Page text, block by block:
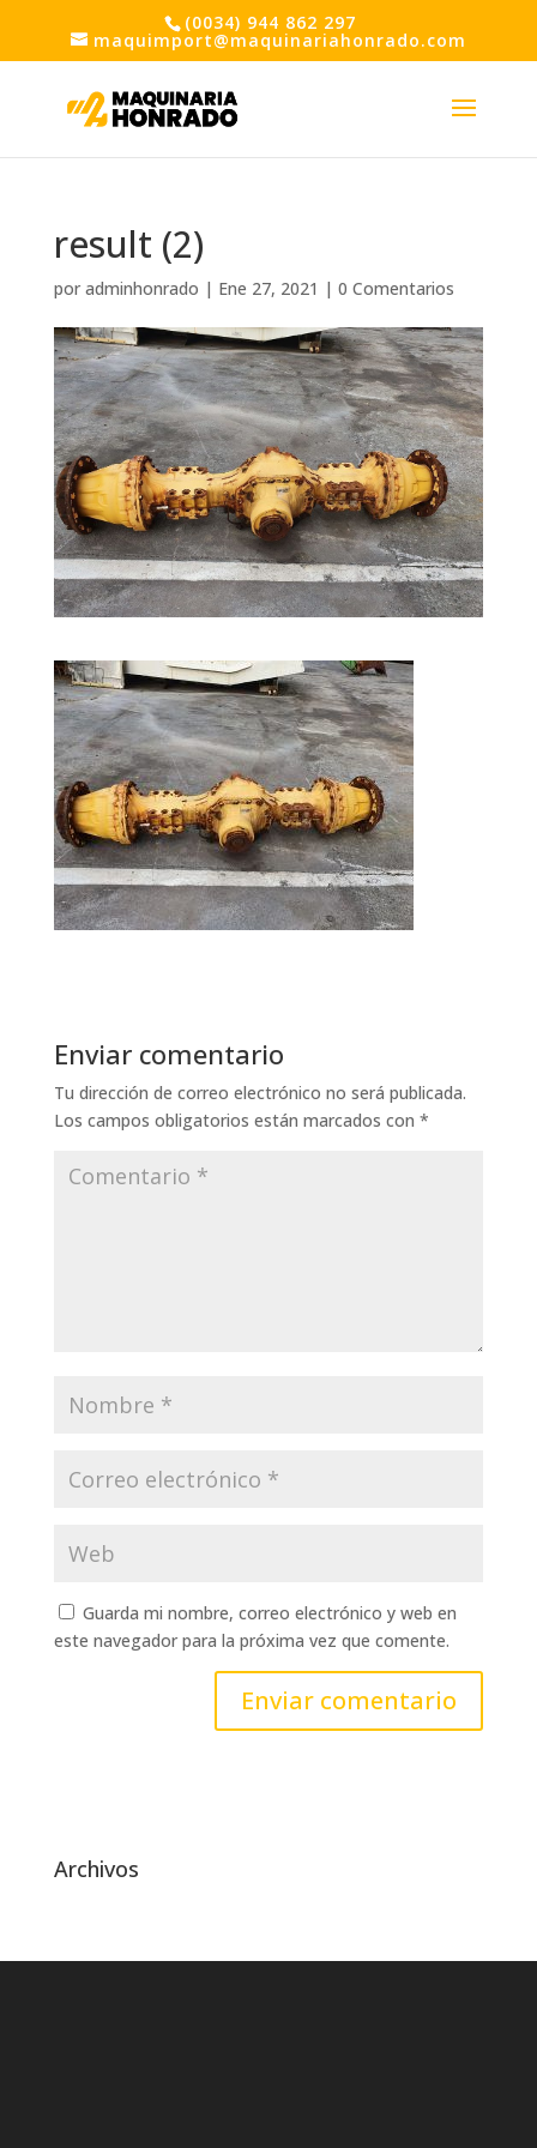
(0034) 944 862 297
maquimport@maquinariahonrado.com
result (2)
por adminhonrado | Ene 27, 2021 | 0 Comentarios
Enviar comentario
Tu dirección de correo electrónico no será publicada.
Los campos obligatorios están marcados con *
Guarda mi nombre, correo electrónico y web en
este navegador para la próxima vez que comente.
Archivos